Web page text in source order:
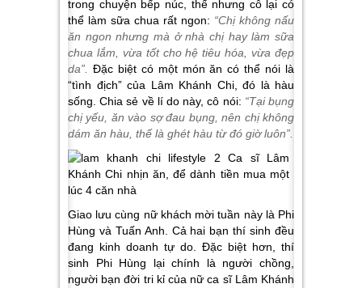
trong chuyện bếp núc, thế nhưng cô lại có
thể làm sữa chua rất ngon: “Chị không nấu
ăn ngon nhưng mà ở nhà chị hay làm sữa
chua lắm, vừa tốt cho hệ tiêu hóa, vừa đẹp
da”.
Đặc biệt có một món ăn có thể nói là
“tình địch” của Lâm Khánh Chi, đó là hàu
sống. Chia sẻ về lí do này, cô nói: “Tại bụng
chị yếu, ăn vào sợ đau bụng, nên chị không
dám ăn hàu, thế là ghét hàu từ đó giờ luôn”.
Giao lưu cùng nữ khách mời tuần này là Phi
Hùng và Tuấn Anh. Cả hai bạn thí sinh đều
đang kinh doanh tự do. Đặc biệt hơn, thí
sinh Phi Hùng lại chính là người chồng,
người bạn đời tri kỉ của nữ ca sĩ Lâm Khánh